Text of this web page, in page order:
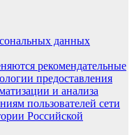
данных
рекомендательные
предоставления
и анализа
пользователей сети
Российской